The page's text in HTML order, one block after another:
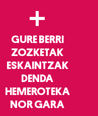
+
GURE BERRI
ZOZKETAK
ESKAINTZAK
DENDA
HEMEROTEKA
NOR GARA